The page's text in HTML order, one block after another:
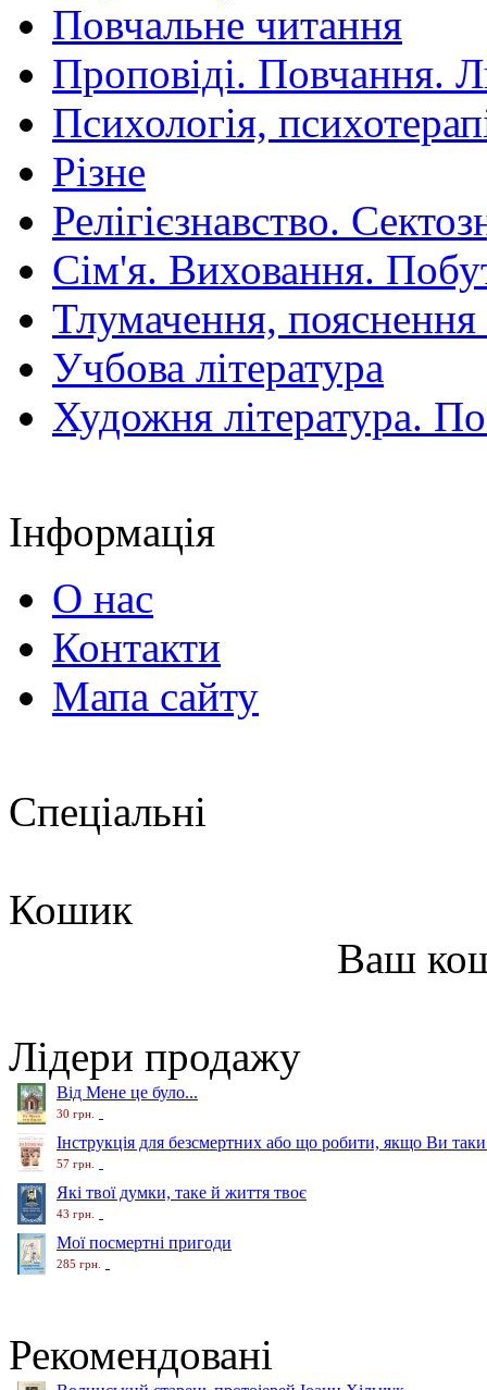
Повчальне читання
Проповіді. Повчання.
Психологія,
Різне
Релігієзнавство.
Сім'я. Виховання.
Тлумачення,
Учбова література
Художня література.
Інформація
О нас
Контакти
Мапа сайту
Спеціальні
Кошик
Ваш
Лідери продажу
Від Мене це було...
30 грн.
Інструкція для безсмертних або що робити, якщо Ви
57 грн.
Які твої думки, таке й життя твоє
43 грн.
Мої посмертні пригоди
285 грн.
Рекомендовані